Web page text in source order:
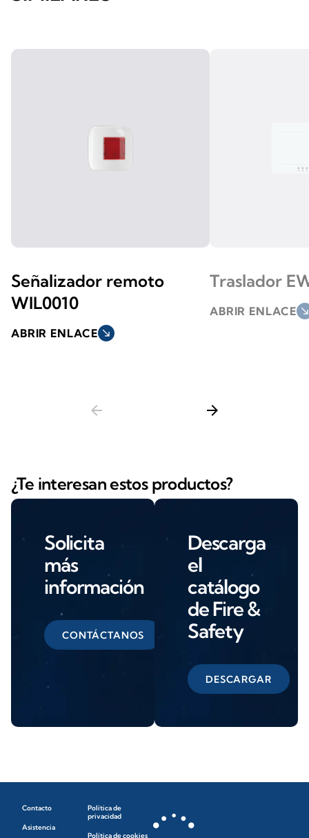
Señalizador remoto
WIL0010
ABRIR ENLACE south_east
Traslador
ABRIR ENLACE
arrow_back arrow_forward
¿Te interesan estos productos?
Solicita
más
información
CONTÁCTANOS
Descarga
el
catálogo
de Fire &
Safety
DESCARGAR
Contacto
Asistencia
Política de
privacidad
Política de cookies